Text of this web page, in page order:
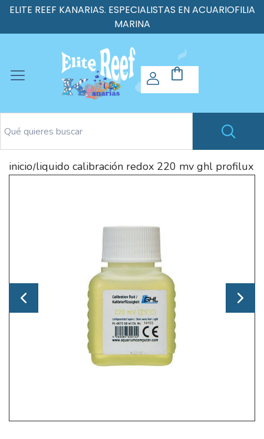
ELITE REEF KANARIAS. ESPECIALISTAS EN ACUARIOFILIA
MARINA
inicio/liquido calibración redox 220 mv ghl profilux